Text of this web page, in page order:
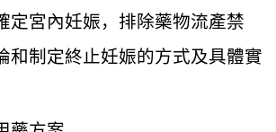
定宮內妊娠，排除藥物流產禁
和制定終止妊娠的方式及具體實